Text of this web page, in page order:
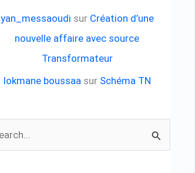
yan_messaoudi sur Création d’une
nouvelle affaire avec source
Transformateur
lokmane boussaasur Schéma TN